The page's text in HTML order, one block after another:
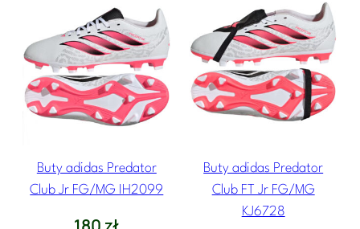
Buty adidas Predator
Club Jr FG/MG IH2099
Buty adidas Predator
Club FT Jr FG/MG
KJ6728